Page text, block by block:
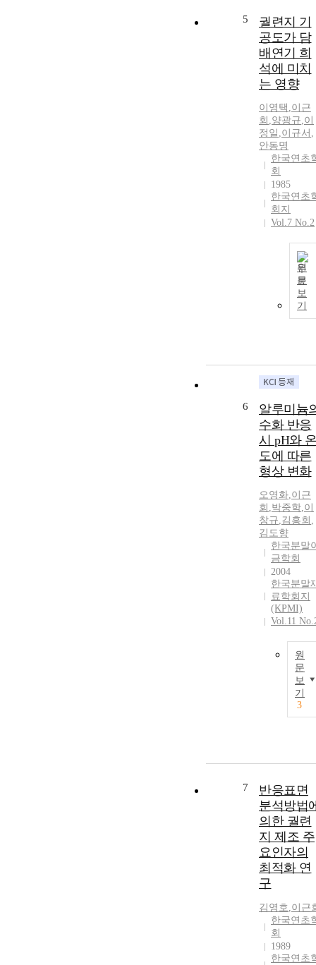
5
궐련지 기
공도가 담
배연기 희
석에 미치
는 영향
이영택 ,이근
회 ,양광규,이
정일 ,이규서 ,
안동명
한국연초
회
1985
한국연초
회지
Vol.7 No.2
원
문
보
기
6
알루미늄
수화 반응
시 pH와
도에 따른
형상 변화
오영화,이근
회 ,박중학,이
창규,김흥회 ,
김도향
한국분말
금학회
2004
한국분말
료학회지
(KPMI)
Vol.11
원
문
보
기
3
7
반응표면
분석방법
의한 궐련
지 제조 주
요인자의
최적화 연
구
김영호,이근
한국연초
회
1989
한국연초